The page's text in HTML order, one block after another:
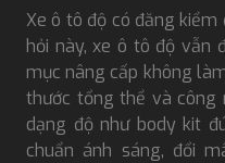
Xe ô tô độ có đăng
hỏi này, xe ô tô độ vẫn
mục nâng cấp không
thước tổng thể và công
dạng độ như body kit
chuẩn ánh sáng, đổi